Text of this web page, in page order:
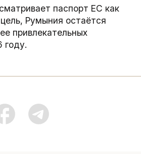
паспорт ЕС как
Румыния остаётся
привлекательных
году.